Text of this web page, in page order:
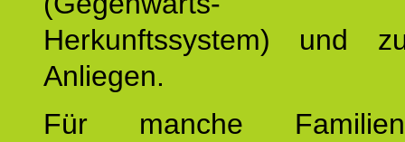
Herkunftssystem) und
Anliegen.
Für manche